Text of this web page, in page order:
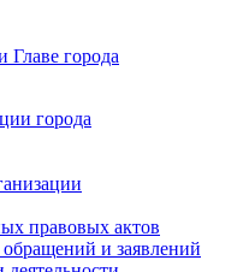
города
города
правовых актов
и заявлений